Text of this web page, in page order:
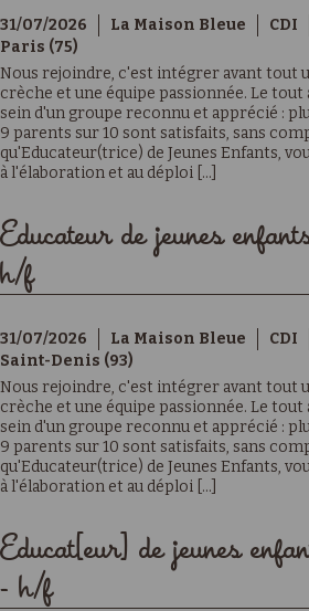
31/07/2026 La Maison Bleue
CDI
Paris (75)
Nous rejoindre, c'est intégrer avant tout
crèche et une équipe passionnée. Le tout
sein d'un groupe reconnu et apprécié :
9 parents sur 10 sont satisfaits, sans
qu'Educateur(trice) de Jeunes Enfants,
à l'élaboration et au déploi [...]
Educateur de jeunes
h/f
31/07/2026 La Maison Bleue
CDI
Saint-Denis (93)
Nous rejoindre, c'est intégrer avant tout
crèche et une équipe passionnée. Le tout
sein d'un groupe reconnu et apprécié :
9 parents sur 10 sont satisfaits, sans
qu'Educateur(trice) de Jeunes Enfants,
à l'élaboration et au déploi [...]
Educat[eur] de jeunes
- h/f